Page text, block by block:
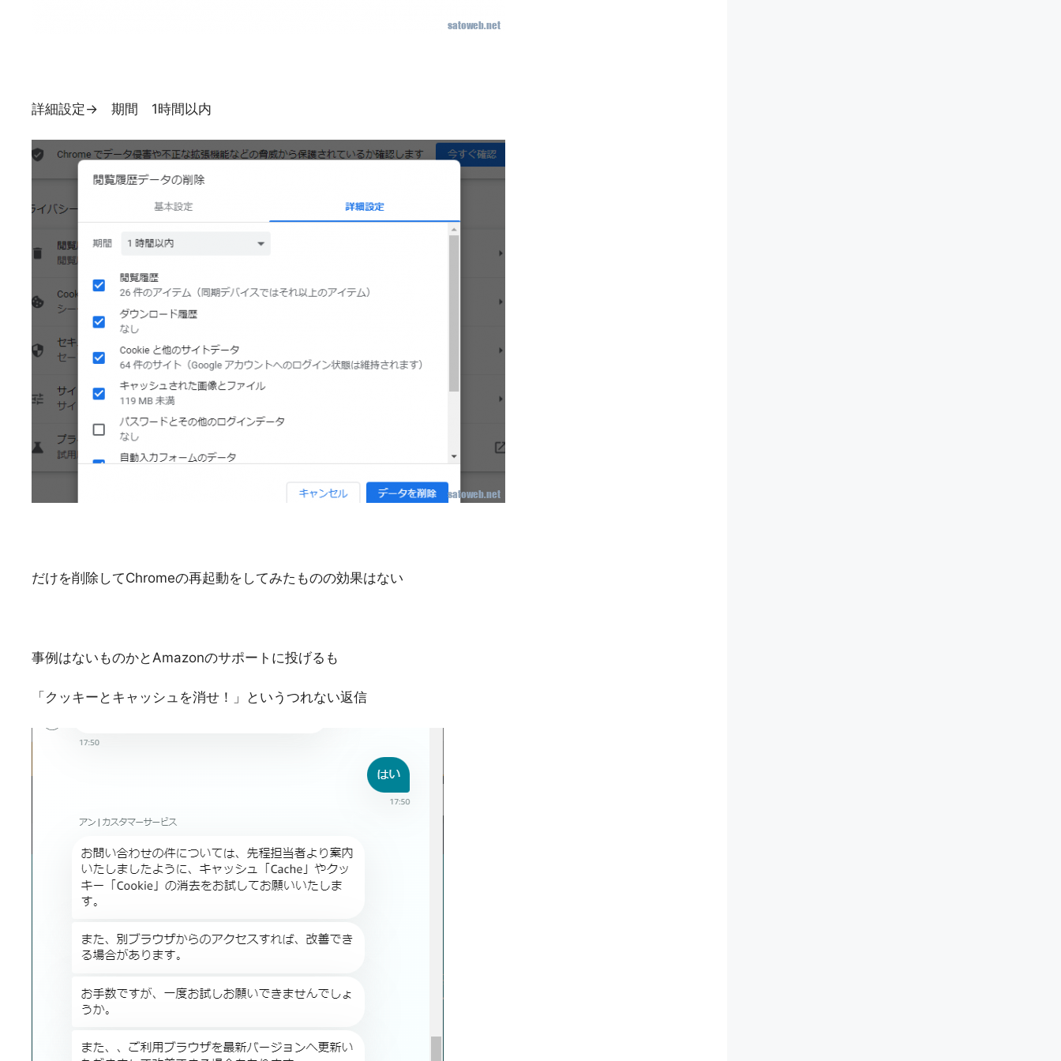
詳細設定→ 期間 1時間以内
だけを削除してChromeの再起動をしてみたものの効果はない
事例はないものかとAmazonのサポートに投げるも
「クッキーとキャッシュを消せ！」というつれない返信